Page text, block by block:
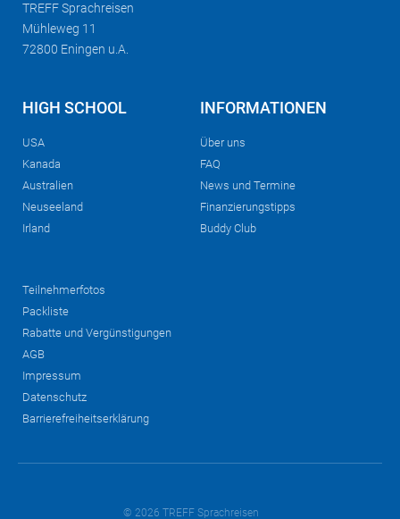
TREFFSprachreisen
Mühleweg 11
72800 Eningen u.A.
HIGH SCHOOL
USA
Kanada
Australien
Neuseeland
Irland
INFORMATIONEN
Über uns
FAQ
News und Termine
Finanzierungstipps
Buddy Club
Teilnehmerfotos
Packliste
Rabatte und Vergünstigungen
AGB
Impressum
Datenschutz
Barrierefreiheitserklärung
© 2026 TREFF Sprachreisen